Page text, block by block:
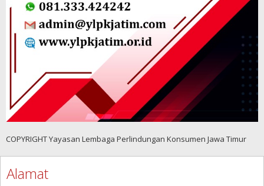
COPYRIGHT Yayasan Lembaga Perlindungan Konsumen Jawa Timur
Alamat